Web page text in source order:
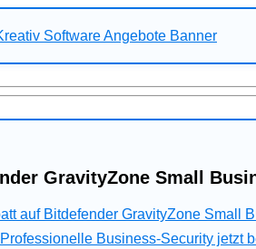
GravityZone Small
auf Bitdefender GravityZone Small
Business-Security jetzt